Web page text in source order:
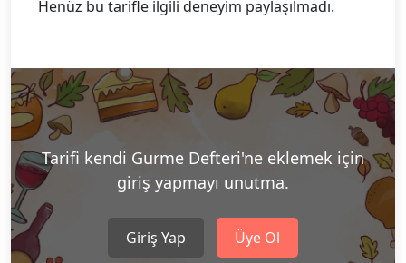
Henüz bu tarifle ilgili deneyim paylaşılmadı.
Tarifi kendi Gurme Defteri'ne eklemek için
giriş yapmayı unutma.
Giriş Yap Üye Ol